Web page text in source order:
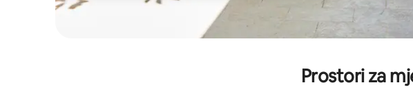
Prostori za